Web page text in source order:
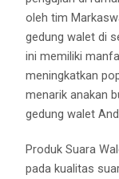
oleh tim
gedung walet di
ini memiliki
meningkatkan
menarik anakan
gedung walet
Produk Suara
pada kualitas